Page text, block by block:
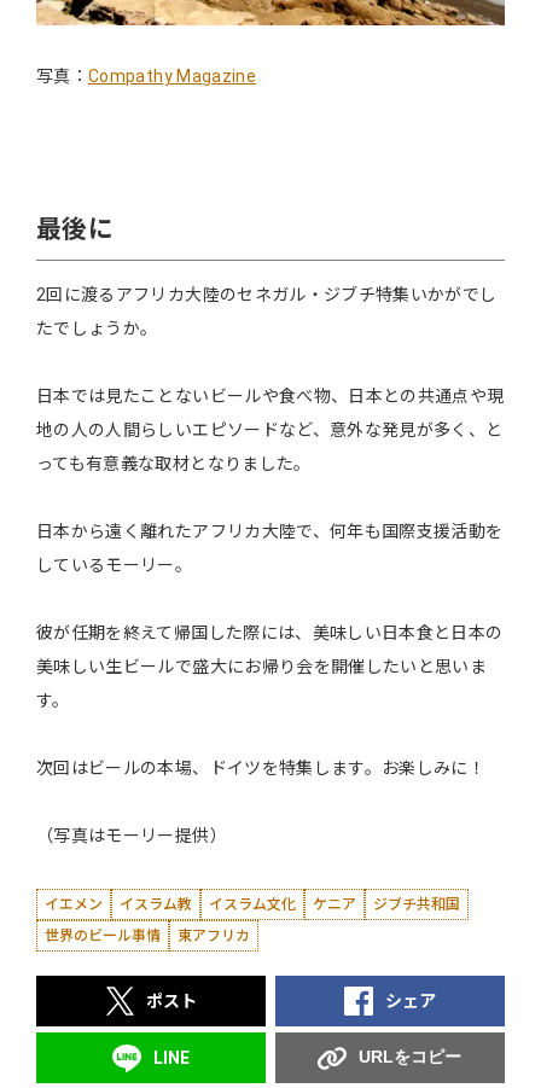
写真：Compathy Magazine
最後に
2回に渡るアフリカ大陸のセネガル・ジブチ特集いかがでし
たでしょうか。
日本では見たことないビールや食べ物、日本との共通点や現
地の人の人間らしいエピソードなど、意外な発見が多く、と
っても有意義な取材となりました。
日本から遠く離れたアフリカ大陸で、何年も国際支援活動を
しているモーリー。
彼が任期を終えて帰国した際には、美味しい日本食と日本の
美味しい生ビールで盛大にお帰り会を開催したいと思いま
す。
次回はビールの本場、ドイツを特集します。お楽しみに！
（写真はモーリー提供）
イエメン イスラム教 イスラム文化 ケニア
ジブチ共和国
世界のビール事情
東アフリカ
ポスト シェア
LINE URLをコピー